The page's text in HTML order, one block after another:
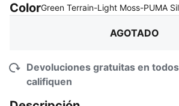
ColorGreen Terrain-Light Moss-PUMA
AGOTADO
Devoluciones gratuitas en
califiquen